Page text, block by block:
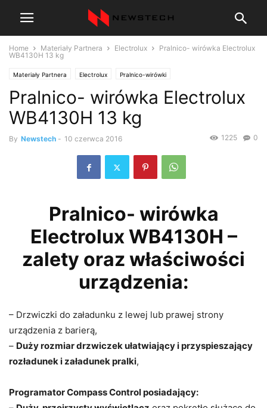
Home Materiały Partnera Electrolux
Pralnico- wirówka Electrolux
WB4130H 13 kg
Materiały Partnera Electrolux Pralnico-wirówki
Wyposażenie pralni Electrolux Professional
Pralnico- wirówka Electrolux
WB4130H 13 kg
By Newstech - 10 czerwca 2016 0
1225
Pralnico- wirówka
Electrolux WB4130H –
zalety oraz właściwości
urządzenia:
– Drzwiczki do załadunku z lewej lub prawej strony
urządzenia z barierą,
– Duży rozmiar drzwiczek ułatwiający i przyspieszający
rozładunek i załadunek pralki,
Programator Compass Control posiadający: